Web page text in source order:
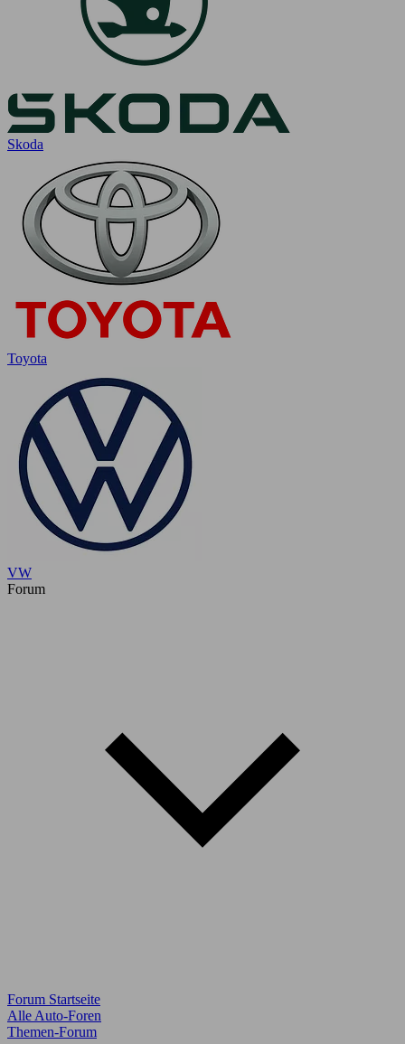
Skoda
Toyota
VW
Forum
Forum Startseite
Alle Auto-Foren
Themen-Forum